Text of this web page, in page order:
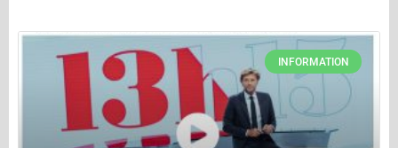
INFORMATION